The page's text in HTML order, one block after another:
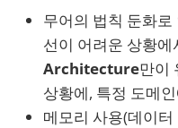
무어의 법칙 둔화
선이 어려운 상황에
Architecture만이
상황에, 특정 도메
메모리 사용(데이